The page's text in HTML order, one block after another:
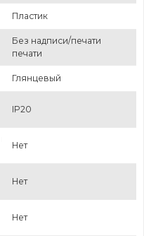
Пластик
Без надписи/печати
печати
Глянцевый
IP20
Нет
Нет
Нет